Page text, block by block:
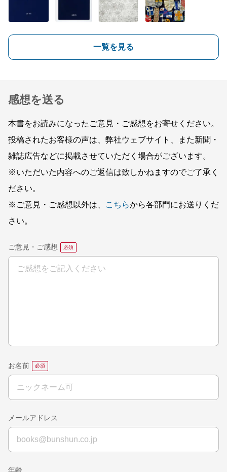
一覧を見る
感想を送る
本書をお読みになったご意見・ご感想をお寄せください。
投稿されたお客様の声は、弊社ウェブサイト、また新聞・
雑誌広告などに掲載させていただく場合がございます。
※いただいた内容へのご返信は致しかねますのでご了承く
ださい。
※ご意見・ご感想以外は、
こちらから各部門にお送りくだ
さい。
ご意見・ご感想
お名前
メールアドレス
年齢